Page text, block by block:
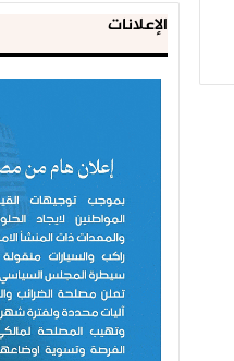
الإعلانات